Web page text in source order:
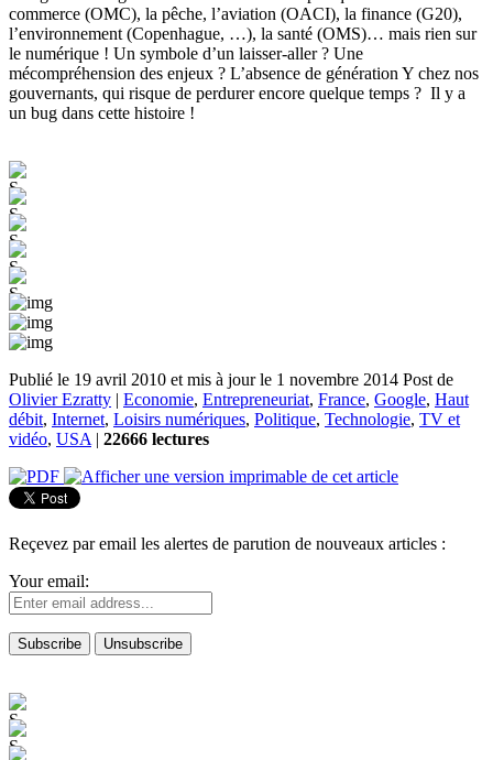
commerce (OMC), la pêche, l’aviation (OACI), la finance (G20),
l’environnement (Copenhague, …), la santé (OMS)… mais rien sur
le numérique ! Un symbole d’un laisser-aller ? Une
mécompréhension des enjeux ? L’absence de génération Y chez nos
gouvernants, qui risque de perdurer encore quelque temps ? Il y a
un bug dans cette histoire !
Publié le 19 avril 2010 et mis à jour le 1 novembre 2014 Post de
Olivier Ezratty | Economie, Entrepreneuriat, France, Google, Haut
débit, Internet, Loisirs numériques, Politique, Technologie, TV et
vidéo, USA | 22666 lectures
Reçevez par email les alertes de parution de nouveaux articles :
Your email: